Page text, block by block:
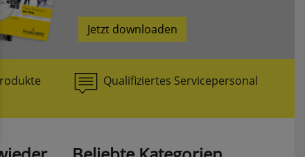
Jetzt downloaden
Qualifiziertes Servicepersonal